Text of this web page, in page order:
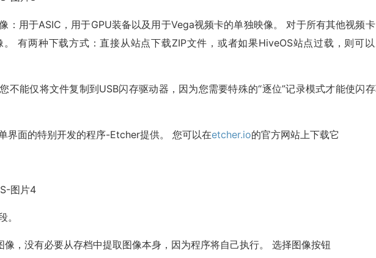
：用于ASIC，用于GPU装备以及用于Vega视频卡的单独映像。 对于所有其他视频
有两种下载方式：直接从站点下载ZIP文件，或者如果HiveOS站点过载，则可
不能仅将文件复制到USB闪存驱动器，因为您需要特殊的“逐位”记录模式才能使闪
界面的特别开发的程序-Etcher提供。 您可以在etcher.io的官方网站上下载它
。
像，没有必要从存档中提取图像本身，因为程序将自己执行。 选择图像按钮